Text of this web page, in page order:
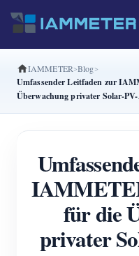
Produkte
Einphasiger
Split-Phase-
Dreiphasiger
Dreiphasiger
Dreiphasiger
WiFi-
IAMMETER Blog
Umfassender Leitfaden zur
Überwachung privater Solar-
für die
privater